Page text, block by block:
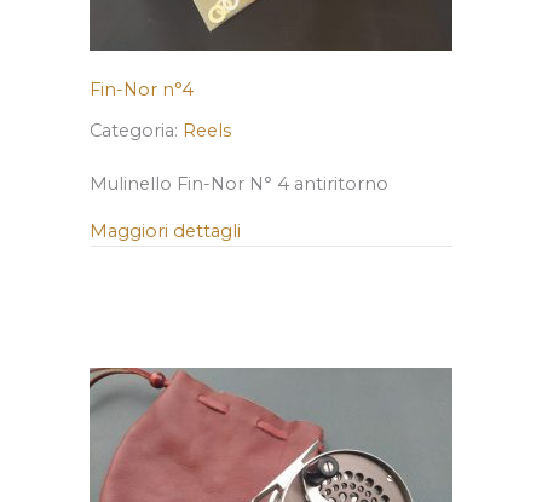
Fin-Nor n°4
Categoria: Reels
Mulinello Fin-Nor N° 4 antiritorno
Maggiori dettagli